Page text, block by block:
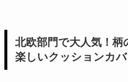
北欧部門で大人気！柄
楽しいクッションカバ